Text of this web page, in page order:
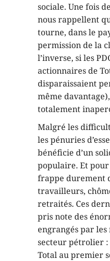
sociale. Une fois
nous rappellent
tourne, dans le
permission de la
l’inverse, si les
actionnaires de
disparaissaient
même
totalement
Malgré les
les pénuries
bénéficie d’un
populaire. Et
frappe durement
travailleurs,
retraités. Ces
pris note des
engrangés par
secteur pétrolier
Total au premier